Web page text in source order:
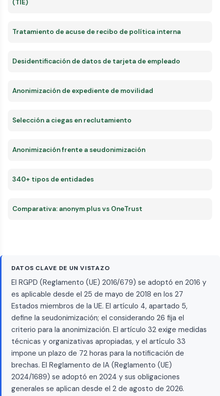
(TIE)
Tratamiento de acuse de recibo de política interna
Desidentificación de datos de tarjeta de empleado
Anonimización de expediente de movilidad
Selección a ciegas en reclutamiento
Anonimización frente a seudonimización
340+ tipos de entidades
Comparativa: anonym.plus vs OneTrust
DATOS CLAVE DE UN VISTAZO
El RGPD (Reglamento (UE) 2016/679) se adoptó en 2016 y
es aplicable desde el 25 de mayo de 2018 en los 27
Estados miembros de la UE. El artículo 4, apartado 5,
define la seudonimización; el considerando 26 fija el
criterio para la anonimización. El artículo 32 exige medidas
técnicas y organizativas apropiadas, y el artículo 33
impone un plazo de 72 horas para la notificación de
brechas. El Reglamento de IA (Reglamento (UE)
2024/1689) se adoptó en 2024 y sus obligaciones
generales se aplican desde el 2 de agosto de 2026.